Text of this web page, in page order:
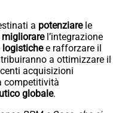
a potenziarele
migliorarel’integrazione
logistichee rafforzare il
a ottimizzare il
acquisizioni
competitività
globale.